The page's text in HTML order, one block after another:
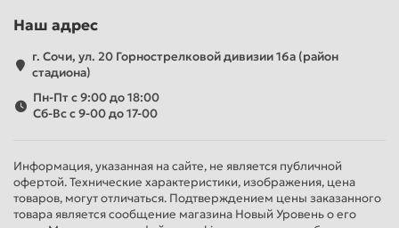
Наш адрес
г. Сочи, ул. 20 Горнострелковой дивизии 16а (район
стадиона)
Пн-Пт с 9:00 до 18:00
Сб-Вс с 9-00 до 17-00
Информация, указанная на сайте, не является публичной
офертой. Технические характеристики, изображения, цена
товаров, могут отличаться. Подтверждением цены заказанного
товара является сообщение магазина Новый Уровень о его